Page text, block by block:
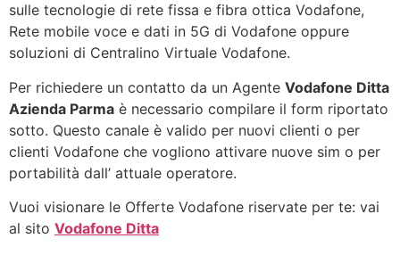
sulle tecnologie di rete fissa e fibra ottica Vodafone,
Rete mobile voce e dati in 5G di Vodafone oppure
soluzioni di Centralino Virtuale Vodafone.
Per richiedere un contatto da un Agente Vodafone Ditta
Azienda Parma è necessario compilare il form riportato
sotto. Questo canale è valido per nuovi clienti o per
clienti Vodafone che vogliono attivare nuove sim o per
portabilità dall’ attuale operatore.
Vuoi visionare le Offerte Vodafone riservate per te: vai
al sito Vodafone Ditta